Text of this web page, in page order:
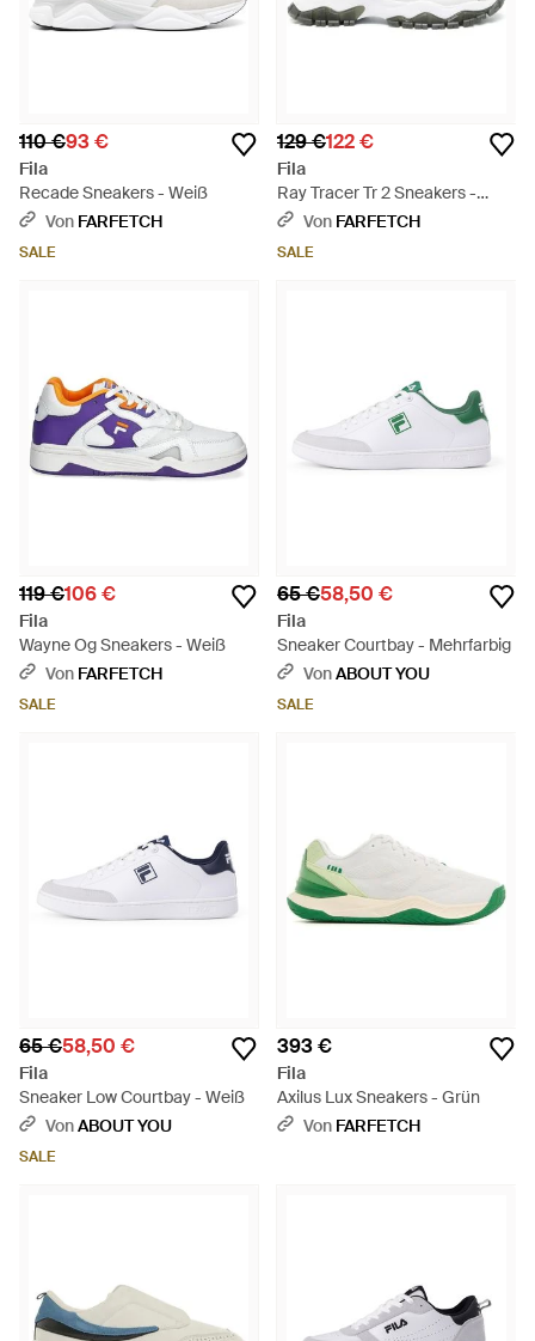
110 €93 €
Fila
Recade Sneakers - Weiß
Von FARFETCH
SALE
129 €122 €
Fila
Ray Tracer Tr 2 Sneakers -
WeißVon FARFETCH
SALE
119 €106 €
Fila
Wayne Og Sneakers - Weiß
Von FARFETCH
SALE
65 €58,50 €
Fila
Sneaker Courtbay - Mehrfarbig
VonABOUT YOU
SALE
65 €58,50 €
Fila
Sneaker Low Courtbay - Weiß
VonABOUT YOU
SALE
393 €
Fila
Axilus Lux Sneakers - Grün
Von FARFETCH